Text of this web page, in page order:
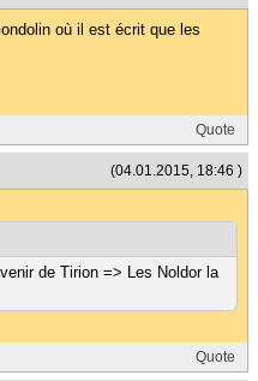
où il est écrit que les
Quote
(04.01.2015, 18:46 )
de Tirion => Les Noldor la
Quote